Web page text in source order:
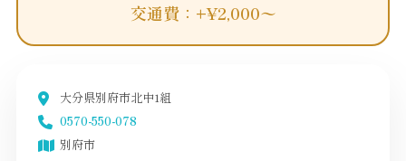
交通費：+¥2,000〜
大分県別府市北中1組
0570-550-078
別府市